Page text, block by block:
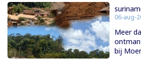
06-aug-
Meer
bij